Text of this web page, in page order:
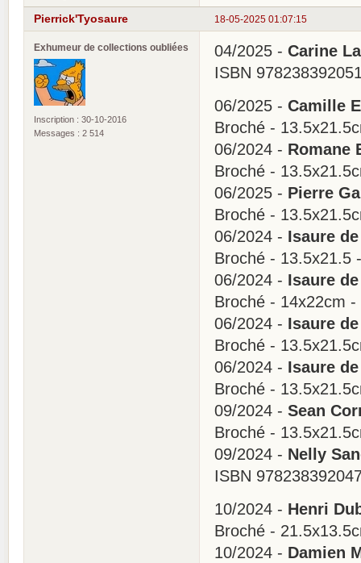
18-05-2025 01:07:15
Pierrick'Tyosaure
Exhumeur de collections oubliées
Inscription : 30-10-2016
Messages : 2 514
04/2025 - Carine
ISBN
06/2025 - Camille
Broché -
06/2024 - Romane
Broché -
06/2025 - Pierre
Broché -
06/2024 - Isaure
Broché - 13.5x21.5
06/2024 - Isaure
Broché - 14x22cm
06/2024 - Isaure
Broché -
06/2024 - Isaure
Broché -
09/2024 - Sean
Broché -
09/2024 - Nelly
ISBN
10/2024 - Henri
Broché -
10/2024 - Damien